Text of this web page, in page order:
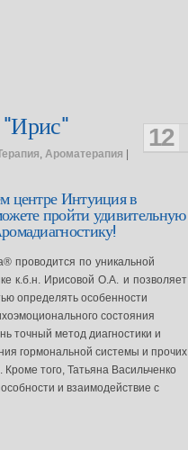
12
"Ирис"
, Ароматерапия
центре Интуиция в
пройти удивительную
проводится по уникальной
к.б.н. Ирисовой О.А. и позволяет
определять особенности
состояния
точный метод диагностики и
гормональной системы и прочих
Кроме того, Татьяна Васильченко
и взаимодействие с